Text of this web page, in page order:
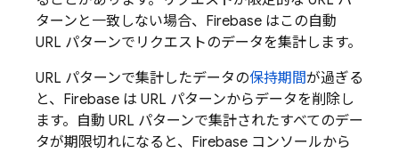
ターンと一致しない場合、Firebase はこの自動
URL パターンでリクエストのデータを集計します。
URL パターンで集計したデータの保持期間が過ぎる
と、Firebase は URL パターンからデータを削除し
ます。自動 URL パターンで集計されたすべてのデー
タが期限切れになると、 Firebase コンソールから